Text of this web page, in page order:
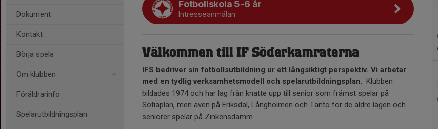
Dokument
Kontakt
Börja spela
Om klubben
Föräldrarinfo
Spelarutbildningsplan
Fotbollskola 5-6 år
Intresseanmälan
Välkommen till IF Söderkamraterna
IFS bedriver sin fotbollsutbildning ur ett långsiktigt perspektiv. Vi arbetar
med en tydlig verksamhetsmodell och spelarutbildningsplan. Klubben
bildades 1974 och har lag från knatte upp till senior som främst spelar på
Sofiaplan, men även på Eriksdal, Långholmen och Tanto för de äldre lagen och
seniorer spelar på Zinkensdamm.